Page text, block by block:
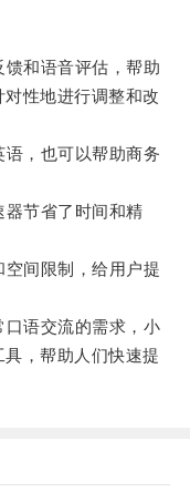
和语音评估，帮助
性地进行调整和改
，也可以帮助商务
节省了时间和精
间限制，给用户提
语交流的需求，小
，帮助人们快速提